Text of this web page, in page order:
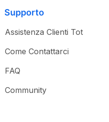
Supporto
Assistenza Clienti Tot
Come Contattarci
FAQ
Community